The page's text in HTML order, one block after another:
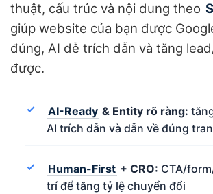
thuật, cấu trúc và nội dung theo
giúp website của bạn được
đúng, AI dễ trích dẫn và tăng
được.
AI-Ready & Entity rõ ràng:
AI trích dẫn và dẫn về đúng
Human-First + CRO: CTA/
trí để tăng tỷ lệ chuyển đổi